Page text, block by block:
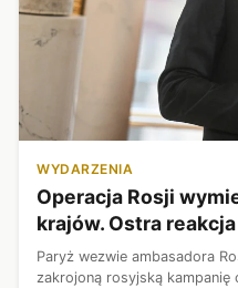
WYDARZENIA
Operacja Rosji
krajów. Ostra
Paryż wezwie ambasadora
zakrojoną rosyjską kampanię